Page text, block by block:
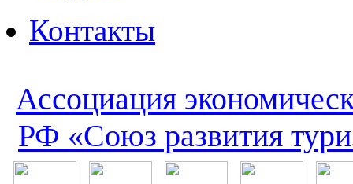
Контакты
Ассоциация
РФ «Союз развития